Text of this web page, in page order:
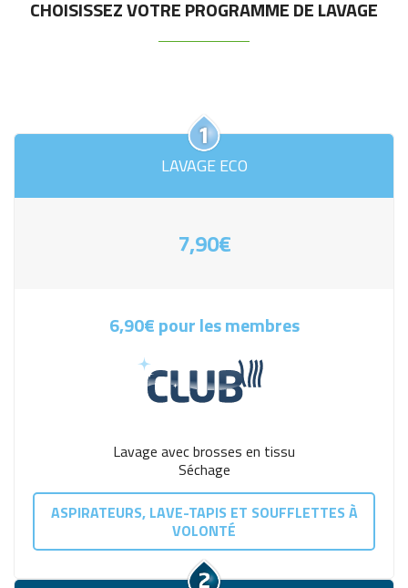
CHOISISSEZ VOTRE PROGRAMME DE LAVAGE
LAVAGE ECO
7,90€
6,90€ pour les membres
Lavage avec brosses en tissu
Séchage
ASPIRATEURS, LAVE-TAPIS ET SOUFFLETTES À
VOLONTÉ